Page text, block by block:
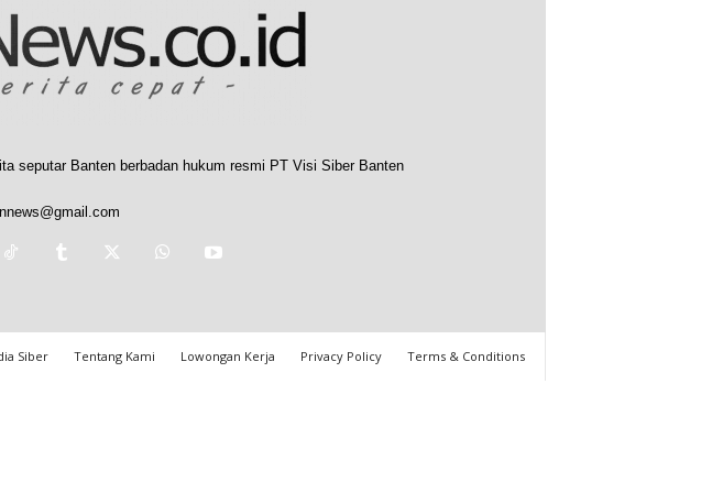
seputar Banten berbadan hukum resmi PT Visi Siber Banten
Siber Tentang Kami Lowongan Kerja Privacy Policy Terms & Conditions